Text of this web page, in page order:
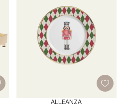
ALLEANZA